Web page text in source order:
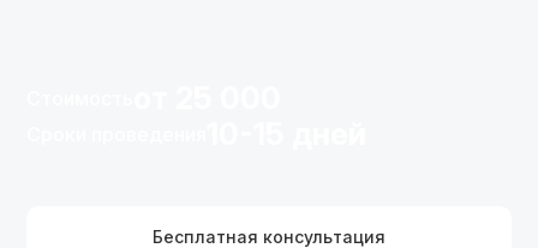
Бесплатная консультация